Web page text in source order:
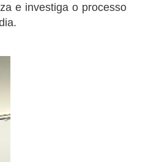
e investiga o processo